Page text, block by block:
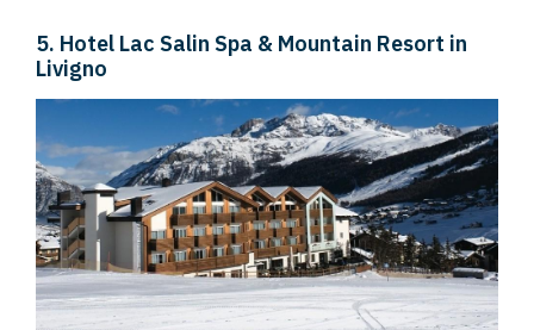
5. Hotel Lac Salin Spa & Mountain Resort in
Livigno